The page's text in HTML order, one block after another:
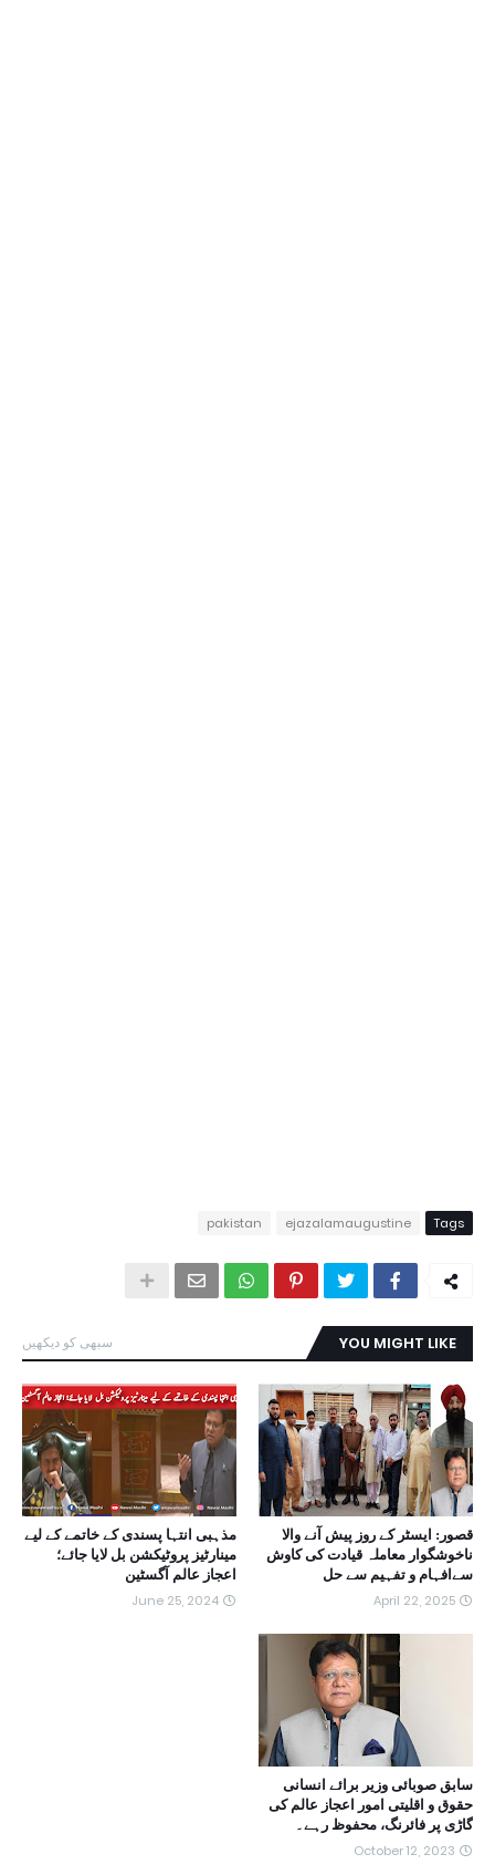
Tags
ejazalamaugustine
pakistan
YOU MIGHT LIKE سبھی کو دیکھیں
قصور: ایسٹر کے روز پیش آنے والا
ناخوشگوار معاملہ قیادت کی کاوش
سےافہام و تفہیم سے حل
April 22, 2025
مذہبی انتہا پسندی کے خاتمے کے لیے
مینارٹیز پروٹیکشن بل لایا جائے؛
اعجاز عالم آگسٹین
June 25, 2024
سابق صوبائی وزیر برائے انسانی
حقوق و اقلیتی امور اعجاز عالم کی
گاڑی پر فائرنگ، محفوظ رہے۔
October 12, 2023